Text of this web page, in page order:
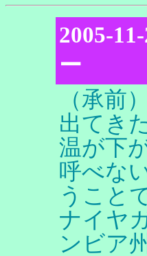
2005-
ー
（承前
出てき
温が下
呼べな
うこと
ナイヤ
ンビア